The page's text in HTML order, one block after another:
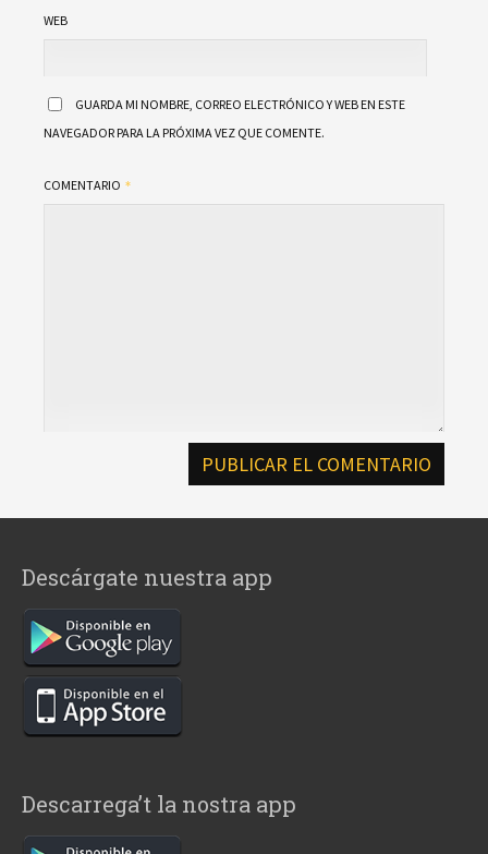
WEB
GUARDA MI NOMBRE, CORREO ELECTRÓNICO Y WEB EN ESTE
NAVEGADOR PARA LA PRÓXIMA VEZ QUE COMENTE.
COMENTARIO
Descárgate nuestra app
Descarrega’t la nostra app